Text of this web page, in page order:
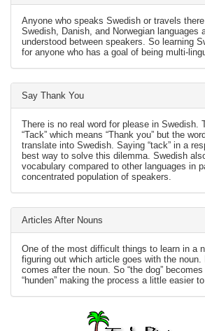
Anyone who speaks Swedish or travels
Swedish, Danish, and Norwegian languages
understood between speakers. So learning
for anyone who has a goal of being multi-
Say Thank You
There is no real word for please in Swedish.
“Tack” which means “Thank you” but the
translate into Swedish. Saying “tack” in a
best way to solve this dilemma. Swedish
vocabulary compared to other languages in
concentrated population of speakers.
Articles After Nouns
One of the most difficult things to learn in a
figuring out which article goes with the
comes after the noun. So “the dog” becomes
“hunden” making the process a little easier